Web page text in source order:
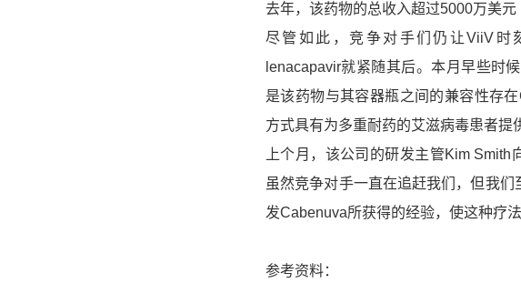
去年，该药物的总收入超过5000万美元
尽管如此，竞争对手们仍让ViiV时
lenacapavir就紧随其后。本月早些时
是该药物与其容器瓶之间的兼容性存在
方式具有为多重耐药的艾滋病毒患者提
上个月，该公司的研发主管Kim Smith
虽然竞争对手一直在追赶我们，但我们
发Cabenuva所获得的经验，使这种疗
参考资料：